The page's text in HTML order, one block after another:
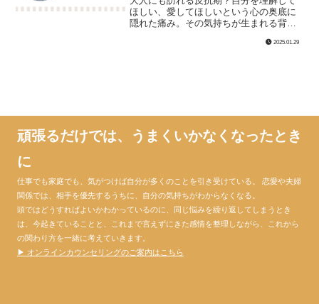
ほしい、愛してほしいという心の奥底に
隠れた痛み。その気持ちが生まれる背景
します。自分の感情に気づき、癒す方法
2025.01.29
頑張るだけでは、うまくいかなくなったとき
に
仕事でも家庭でも、気がつけば自分が多くのことを引き受けている。 恋愛や夫婦
関係では、相手を優先するうちに、自分の気持ちがわからなくなる。
頭ではどうすればよいかわかっているのに、同じ悩みを繰り返してしまうとき
は、今起きていることと、これまで言えずにきた感情を整理しながら、これから
の関わり方を一緒に考えていきます。
▶ オンラインカウンセリングのご案内はこちら